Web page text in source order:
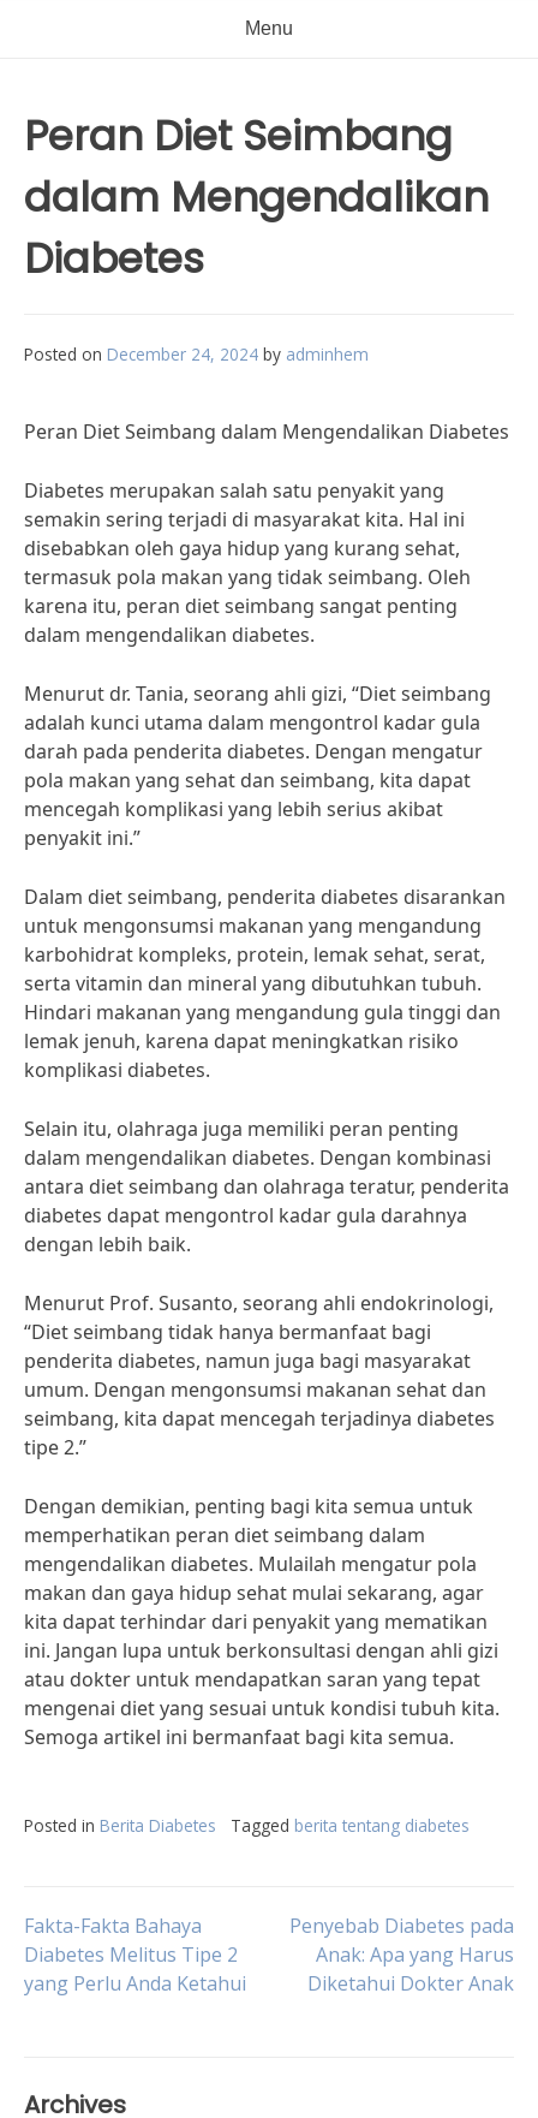
Menu
Peran Diet Seimbang
dalam Mengendalikan
Diabetes
Posted on December 24, 2024 by adminhem
Peran Diet Seimbang dalam Mengendalikan Diabetes
Diabetes merupakan salah satu penyakit yang
semakin sering terjadi di masyarakat kita. Hal ini
disebabkan oleh gaya hidup yang kurang sehat,
termasuk pola makan yang tidak seimbang. Oleh
karena itu, peran diet seimbang sangat penting
dalam mengendalikan diabetes.
Menurut dr. Tania, seorang ahli gizi, “Diet seimbang
adalah kunci utama dalam mengontrol kadar gula
darah pada penderita diabetes. Dengan mengatur
pola makan yang sehat dan seimbang, kita dapat
mencegah komplikasi yang lebih serius akibat
penyakit ini.”
Dalam diet seimbang, penderita diabetes disarankan
untuk mengonsumsi makanan yang mengandung
karbohidrat kompleks, protein, lemak sehat, serat,
serta vitamin dan mineral yang dibutuhkan tubuh.
Hindari makanan yang mengandung gula tinggi dan
lemak jenuh, karena dapat meningkatkan risiko
komplikasi diabetes.
Selain itu, olahraga juga memiliki peran penting
dalam mengendalikan diabetes. Dengan kombinasi
antara diet seimbang dan olahraga teratur, penderita
diabetes dapat mengontrol kadar gula darahnya
dengan lebih baik.
Menurut Prof. Susanto, seorang ahli endokrinologi,
“Diet seimbang tidak hanya bermanfaat bagi
penderita diabetes, namun juga bagi masyarakat
umum. Dengan mengonsumsi makanan sehat dan
seimbang, kita dapat mencegah terjadinya diabetes
tipe 2.”
Dengan demikian, penting bagi kita semua untuk
memperhatikan peran diet seimbang dalam
mengendalikan diabetes. Mulailah mengatur pola
makan dan gaya hidup sehat mulai sekarang, agar
kita dapat terhindar dari penyakit yang mematikan
ini. Jangan lupa untuk berkonsultasi dengan ahli gizi
atau dokter untuk mendapatkan saran yang tepat
mengenai diet yang sesuai untuk kondisi tubuh kita.
Semoga artikel ini bermanfaat bagi kita semua.
Posted in Berita Diabetes Tagged berita tentang diabetes
Post
navigation
Fakta-Fakta Bahaya
Diabetes Melitus Tipe 2
yang Perlu Anda Ketahui
Penyebab Diabetes pada
Anak: Apa yang Harus
Diketahui Dokter Anak
Archives